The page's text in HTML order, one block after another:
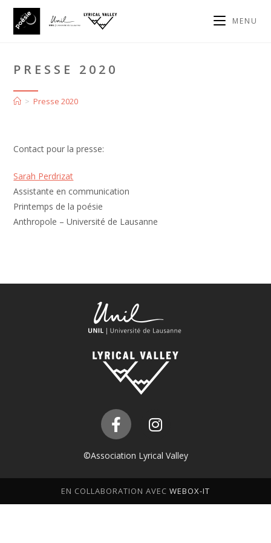
MENU
PRESSE 2020
> Presse 2020
Contact pour la presse:
Sarah Perdrizat
Assistante en communication
Printemps de la poésie
Anthropole – Université de Lausanne
©Association Lyrical Valley
EN COLLABORATION AVEC WEBOX-IT